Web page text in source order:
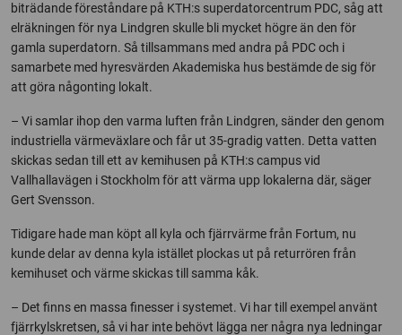
biträdande föreståndare på KTH:s superdatorcentrum PDC, såg att
elräkningen för nya Lindgren skulle bli mycket högre än den för
gamla superdatorn. Så tillsammans med andra på PDC och i
samarbete med hyresvärden Akademiska hus bestämde de sig för
att göra någonting lokalt.
– Vi samlar ihop den varma luften från Lindgren, sänder den genom
industriella värmeväxlare och får ut 35-gradig vatten. Detta vatten
skickas sedan till ett av kemihusen på KTH:s campus vid
Vallhallavägen i Stockholm för att värma upp lokalerna där, säger
Gert Svensson.
Tidigare hade man köpt all kyla och fjärrvärme från Fortum, nu
kunde delar av denna kyla istället plockas ut på returrören från
kemihuset och värme skickas till samma kåk.
– Det finns en massa finesser i systemet. Vi har till exempel använt
fjärrkylskretsen, så vi har inte behövt lägga ner några nya ledningar